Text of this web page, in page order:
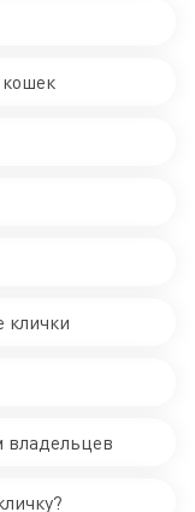
клички
владельцев